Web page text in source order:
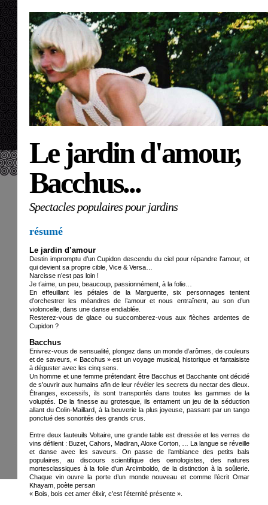
Le jardin d'amour,
Bacchus...
Spectacles populaires pour jardins
résumé
Le jardin d’amour
Destin impromptu d’un Cupidon descendu du ciel pour répandre l’amour, et
qui devient sa propre cible, Vice & Versa…
Narcisse n’est pas loin !
Je t’aime, un peu, beaucoup, passionnément, à la folie…
En effeuillant les pétales de la Marguerite, six personnages tentent
d’orchestrer les méandres de l’amour et nous entraînent, au son d’un
violoncelle, dans une danse endiablée.
Resterez-vous de glace ou succomberez-vous aux flèches ardentes de
Cupidon ?
Bacchus
Enivrez-vous de sensualité, plongez dans un monde d’arômes, de couleurs
et de saveurs, « Bacchus » est un voyage musical, historique et fantaisiste
à déguster avec les cinq sens.
Un homme et une femme prétendant être Bacchus et Bacchante ont décidé
de s’ouvrir aux humains afin de leur révéler les secrets du nectar des dieux.
Étranges, excessifs, ils sont transportés dans toutes les gammes de la
voluptés. De la finesse au grotesque, ils entament un jeu de la séduction
allant du Colin-Maillard, à la beuverie la plus joyeuse, passant par un tango
ponctué des sonorités des grands crus.
Entre deux fauteuils Voltaire, une grande table est dressée et les verres de
vins défilent : Buzet, Cahors, Madiran, Aloxe Corton, … La langue se réveille
et danse avec les saveurs. On passe de l’ambiance des petits bals
populaires, au discours scientifique des oenologistes, des natures
mortesclassiques à la folie d’un Arcimboldo, de la distinction à la soûlerie.
Chaque vin ouvre la porte d’un monde nouveau et comme l’écrit Omar
Khayam, poète persan
« Bois, bois cet amer élixir, c’est l’éternité présente ».